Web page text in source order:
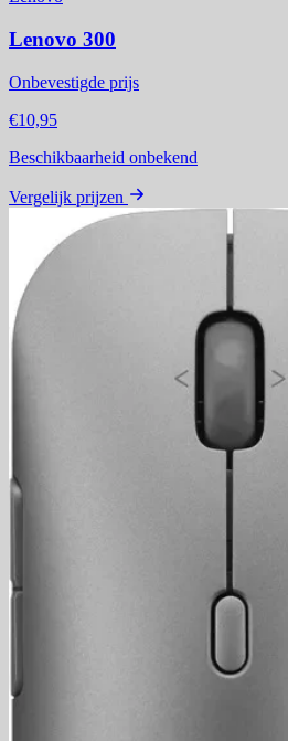
Lenovo 300
Onbevestigde prijs
€10,95
Beschikbaarheid onbekend
Vergelijk prijzen